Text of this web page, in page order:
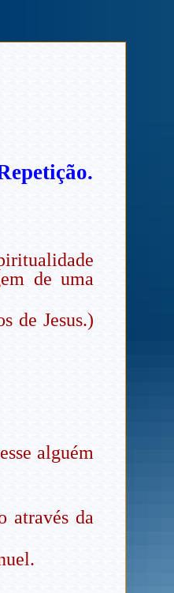
de uma
de Jesus.)
alguém
através da